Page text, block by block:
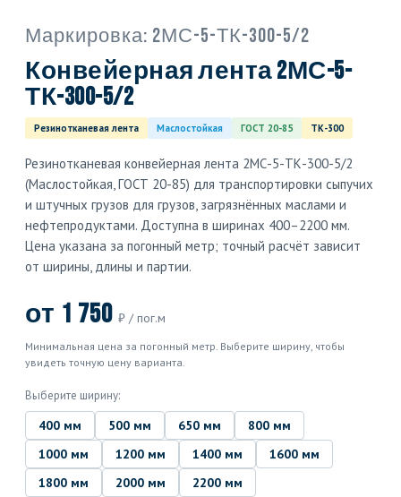
Маркировка: 2МС-5-ТК-300-5/2
Конвейерная лента 2МС-5-
ТК-300-5/2
Резинотканевая лента Маслостойкая ГОСТ 20-85 ТК-300
Резинотканевая конвейерная лента 2МС-5-ТК-300-5/2
(Маслостойкая, ГОСТ 20-85) для транспортировки сыпучих
и штучных грузов для грузов, загрязнённых маслами и
нефтепродуктами. Доступна в ширинах 400–2200 мм.
Цена указана за погонный метр; точный расчёт зависит
от ширины, длины и партии.
от 1 750 ₽ / пог.м
Минимальная цена за погонный метр. Выберите ширину, чтобы
увидеть точную цену варианта.
Выберите ширину:
400 мм 500 мм 650 мм
800 мм
1000 мм
1200 мм 1400 мм
1600 мм
1800 мм
2000 мм 2200 мм